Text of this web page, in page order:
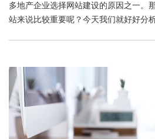
多地产企业选择网站建设的原因之一。
站来说比较重要呢？今天我们就好好分